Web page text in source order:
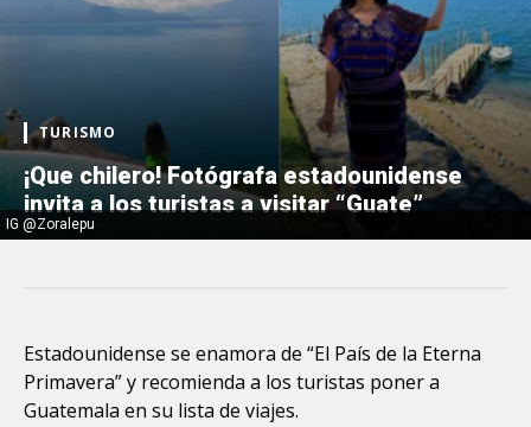
IG @Zoralepu
TURISMO
¡Que chilero! Fotógrafa estadounidense
invita a los turistas a visitar “Guate”
Estadounidense se enamora de “El País de la Eterna
Primavera” y recomienda a los turistas poner a
Guatemala en su lista de viajes.